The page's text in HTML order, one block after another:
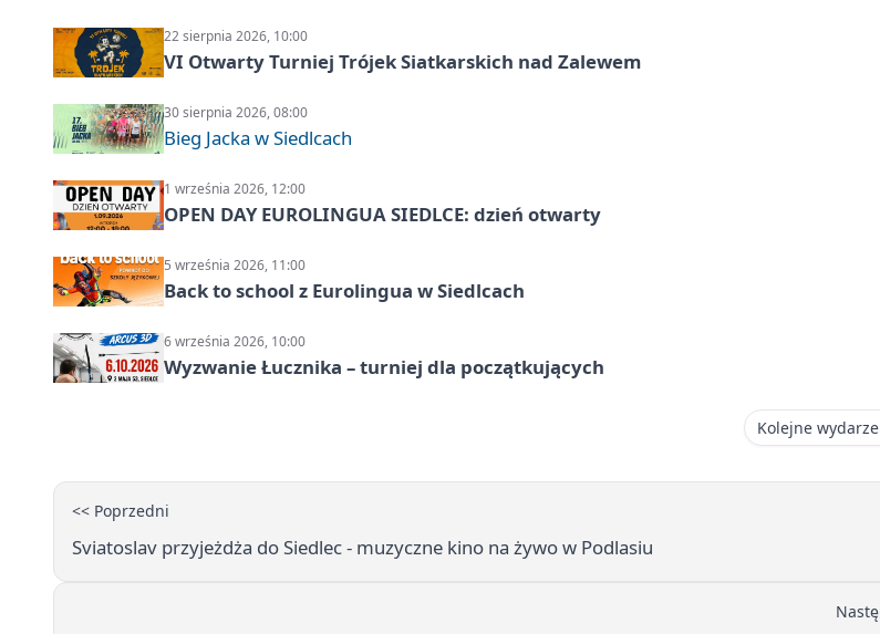
22 sierpnia 2026, 10:00
VI Otwarty Turniej Trójek Siatkarskich nad Zalewem
30 sierpnia 2026, 08:00
Bieg Jacka w Siedlcach
1 września 2026, 12:00
OPEN DAY EUROLINGUA SIEDLCE: dzień otwarty
5 września 2026, 11:00
Back to school z Eurolingua w Siedlcach
6 września 2026, 10:00
Wyzwanie Łucznika – turniej dla początkujących
Kolejne
<< Poprzedni
Sviatoslav przyjeżdża do Siedlec - muzyczne kino na żywo w Podlasiu